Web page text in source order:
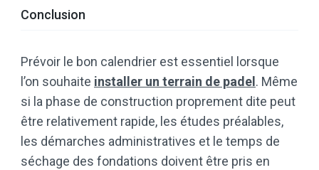
Conclusion
Prévoir le bon calendrier est essentiel lorsque
l’on souhaite installer un terrain de padel . Même
si la phase de construction proprement dite peut
être relativement rapide, les études préalables,
les démarches administratives et le temps de
séchage des fondations doivent être pris en